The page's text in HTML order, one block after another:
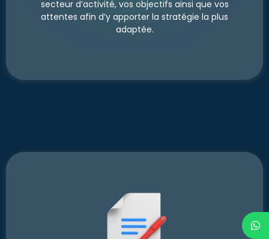
secteur d’activité, vos objectifs ainsi que vos
attentes afin d’y apporter la stratégie la plus
adaptée.